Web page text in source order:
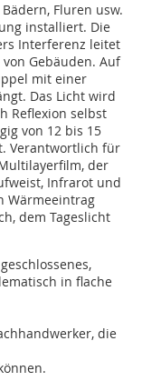
Fluren usw.
installiert. Die
Interferenz leitet
Gebäuden. Auf
mit einer
Das Licht wird
Reflexion selbst
von 12 bis 15
Verantwortlich für
der
Infrarot und
Wärmeeintrag
dem Tageslicht
in flache
die